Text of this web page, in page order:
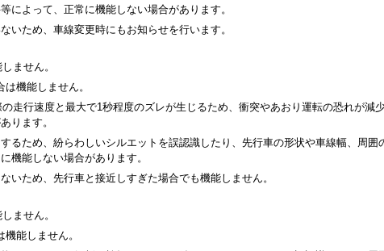
によって、正常に機能しない場合があります。
いため、車線変更時にもお知らせを行います。
ません。
機能しません。
走行速度と最大で1秒程度のズレが生じるため、衝突やあおり運転の恐れが減
ります。
るため、紛らわしいシルエットを誤認識したり、先行車の形状や車線幅、周囲
機能しない場合があります。
いため、先行車と接近しすぎた場合でも機能しません。
ません。
能しません。